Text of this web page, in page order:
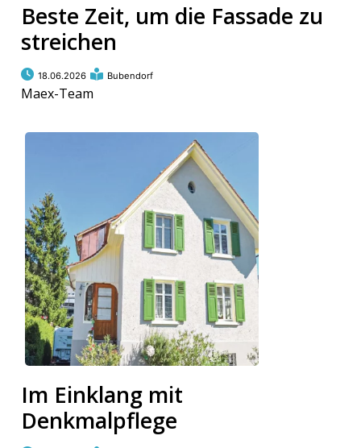
Beste Zeit, um die Fassade zu
streichen
18.06.2026 Bubendorf
Maex-Team
Im Einklang mit
Denkmalpflege